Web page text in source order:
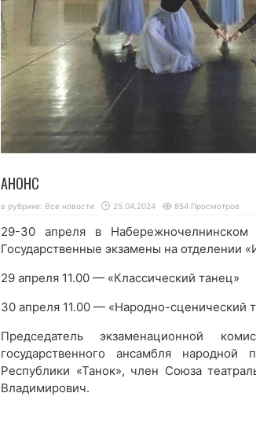
АНОНС
в рубрике: Все новости 25.04.2024 854 Просмотров
29-30 апреля в Набережночелнинском
Государственные экзамены на
29 апреля 11.00 — «Классический танец»
30 апреля 11.00 — «Народно-сценический
Председатель экзаменационной
государственного ансамбля
Республики «Танок», член Союза
Владимирович.